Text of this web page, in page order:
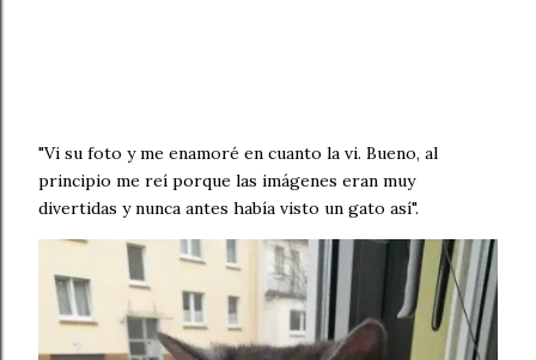
"Vi su foto y me enamoré en cuanto la vi. Bueno, al
principio me reí porque las imágenes eran muy
divertidas y nunca antes había visto un gato así".